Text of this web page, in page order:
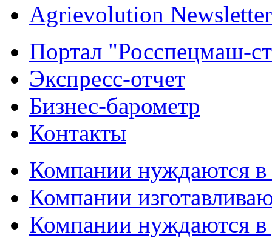
Agrievolution Newsletter
Портал "Росспецмаш-
Экспресс-отчет
Бизнес-барометр
Контакты
Компании нуждаются в
Компании
Компании нуждаются в